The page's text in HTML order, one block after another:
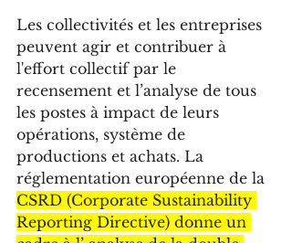
Les collectivités et les entreprises
peuvent agir et contribuer à
l'effort collectif par le
recensement et l’analyse de tous
les postes à impact de leurs
opérations, système de
productions et achats. La
réglementation européenne de la
CSRD (Corporate Sustainability
Reporting Directive) donne un